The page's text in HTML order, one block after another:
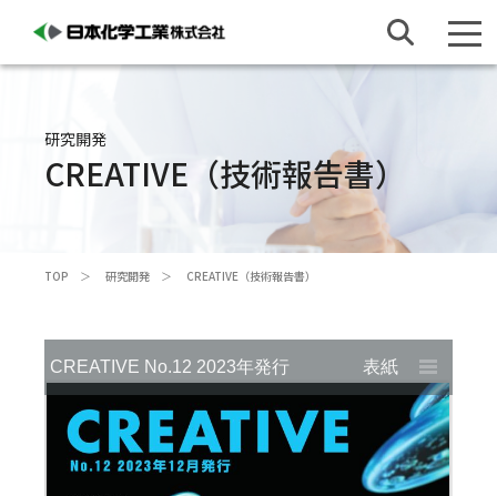
研究開発
CREATIVE（技術報告書）
TOP 研究開発 CREATIVE（技術報告書）